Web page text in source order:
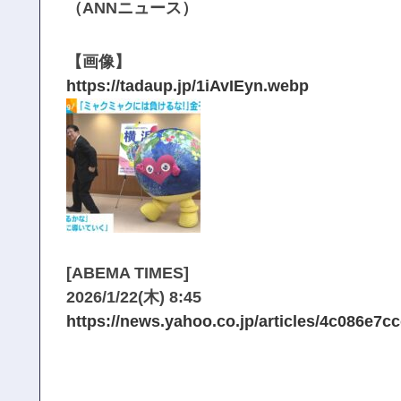
（ANNニュース）
【画像】
https://tadaup.jp/1iAvIEyn.webp
[ABEMA TIMES]
2026/1/22(木) 8:45
https://news.yahoo.co.jp/articles/